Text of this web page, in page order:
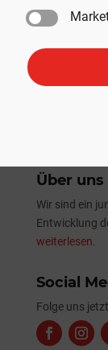
erster
Über uns
Wir sind ein
Entwicklung
weiterlesen.
Social
Folge uns